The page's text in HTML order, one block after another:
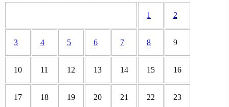
1 2
3 4 5 6 7 8 9
10 11 12 13 14 15 16
17 18 19 20 21 22 23